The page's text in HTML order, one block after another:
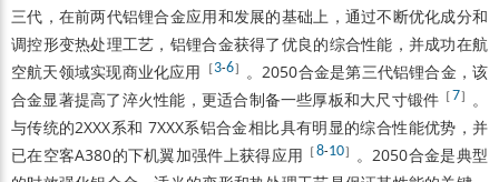
三代，在前两代铝锂合金应用和发展的基础上，通过不断优化成分和
调控形变热处理工艺，铝锂合金获得了优良的综合性能，并成功在航
空航天领域实现商业化应用
［3-6］ 。2050合金是第三代铝锂合金，该
合金显著提高了淬火性能，更适合制备一些厚板和大尺寸锻件 ［7］ 。
与传统的2XXX系和 7XXX系铝合金相比具有明显的综合性能优势，并
已在空客A380的下机翼加强件上获得应用 ［8-10］ 。2050合金是典型